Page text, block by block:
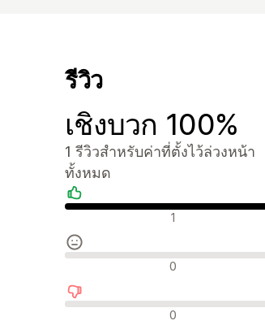
รีวิว
เชิงบวก 100%
1 รีวิวสำหรับค่าที่ตั้งไว้ล่วงหน้า
ทั้งหมด
รีวิวเชิงบวก 1
รีวิวที่เป็นกลาง 0
รีวิวเชิงลบ 0